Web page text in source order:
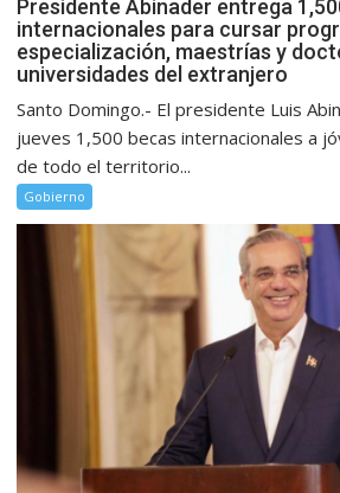
Presidente Abinader entrega
internacionales para cursar
especialización, maestrías y
universidades del extranjero
Santo Domingo.- El presidente Luis
jueves 1,500 becas internacionales a
de todo el territorio...
Gobierno